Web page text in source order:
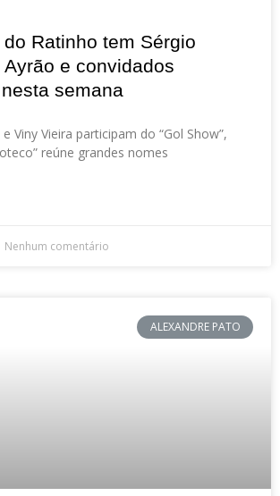
Ratinho tem Sérgio
e convidados
semana
Viny Vieira participam do “Gol Show”,
reúne grandes nomes
Nenhum comentário
ALEXANDRE PATO